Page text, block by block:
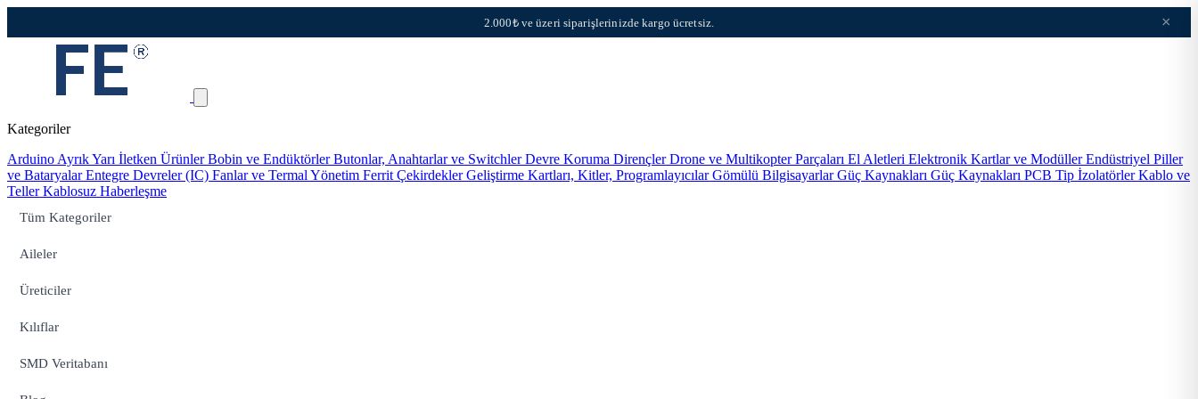
2.000₺ ve üzeri siparişlerinizde kargo ücretsiz. ×
Kategoriler
Arduino Ayrık Yarı İletken ÜrünlerBobin ve EndüktörlerButonlar, Anahtarlar ve SwitchlerDevre Koruma DirençlerDrone ve Multikopter Parçaları El Aletleri Elektronik Kartlar ve ModüllerEndüstriyel Piller
ve BataryalarEntegre Devreler (IC) Fanlar ve Termal Yönetim Ferrit ÇekirdeklerGeliştirme Kartları, Kitler, ProgramlayıcılarGömülü BilgisayarlarGüç Kaynakları Güç Kaynakları PCB Tip İzolatörlerKablo ve
TellerKablosuz Haberleşme
Tüm Kategoriler
Aileler
Üreticiler
Kılıflar
SMD Veritabanı